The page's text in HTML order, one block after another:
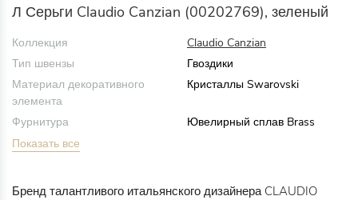
Л Серьги Claudio Canzian (00202769), зеленый
Коллекция
Claudio Canzian
Тип швензы
Гвоздики
Материал декоративного
элемента
Кристаллы Swarovski
Фурнитура
Ювелирный сплав Brass
Показать все
Бренд талантливого итальянского дизайнера CLAUDIO